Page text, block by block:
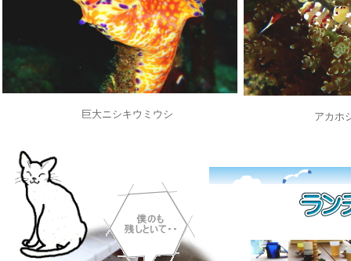
アカホ
巨大ニシキウミウシ